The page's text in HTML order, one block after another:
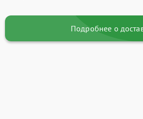
Подробнее о